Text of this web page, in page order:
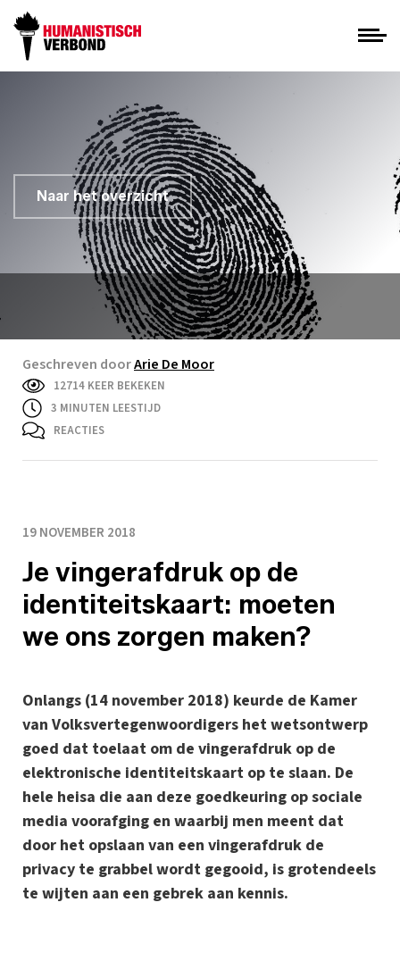
Naar het overzicht
Geschreven doorArie De Moor
12714 KEER BEKEKEN
3 MINUTEN LEESTIJD
REACTIES
19 NOVEMBER 2018
Je vingerafdruk op de
identiteitskaart: moeten
we ons zorgen maken?
Onlangs (14 november 2018) keurde de Kamer
van Volksvertegenwoordigers het wetsontwerp
goed dat toelaat om de vingerafdruk op de
elektronische identiteitskaart op te slaan. De
hele heisa die aan deze goedkeuring op sociale
media voorafging en waarbij men meent dat
door het opslaan van een vingerafdruk de
privacy te grabbel wordt gegooid, is grotendeels
te wijten aan een gebrek aan kennis.